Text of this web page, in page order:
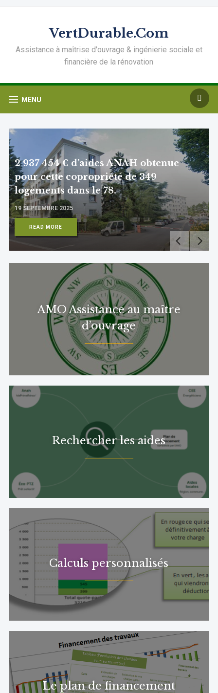
VertDurable.Com
Assistance à maîtrise d'ouvrage & ingénierie sociale et
financière de la rénovation
MENU
2 937 454 € d’aides ANAH obtenue
pour cette copropriété de 349
logements dans le 78.
19 SEPTEMBRE 2025
READ MORE
AMO Assistance au maître
d’ouvrage
Rechercher les aides
Calculs personnalisés
Le plan de financement